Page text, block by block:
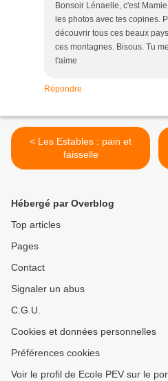
Bonsoir Lénaelle, c'est
les photos avec tes copines.
découvrir tous ces beaux
ces montagnes. Bisous. Tu
t'aime
Répondre
< Les Estables : pain et
faisselle
Hébergé par Overblog
Top articles
Pages
Contact
Signaler un abus
C.G.U.
Cookies et données personnelles
Préférences cookies
Voir le profil de Ecole PEV sur le